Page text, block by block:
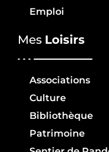
Emploi
Mes Loisirs
Associations
Culture
Bibliothèque
Patrimoine